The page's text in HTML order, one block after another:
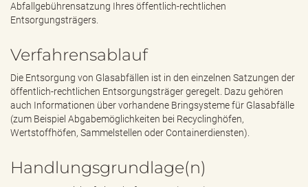
Abfallgebührensatzung Ihres öffentlich-rechtlichen
Entsorgungsträgers.
Verfahrensablauf
Die Entsorgung von Glasabfällen ist in den einzelnen Satzungen der
öffentlich-rechtlichen Entsorgungsträger geregelt. Dazu gehören
auch Informationen über vorhandene Bringsysteme für Glasabfälle
(zum Beispiel Abgabemöglichkeiten bei Recyclinghöfen,
Wertstoffhöfen, Sammelstellen oder Containerdiensten).
Handlungsgrundlage(n)